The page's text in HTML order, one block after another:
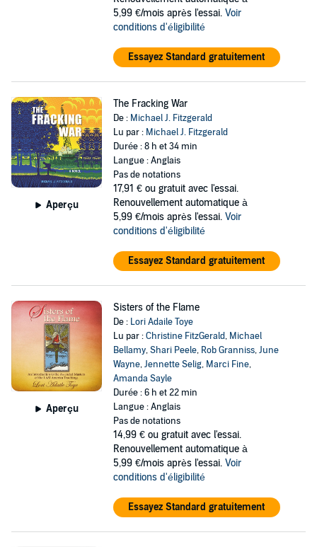
5,99 €/mois après l'essai. Voir
conditions d'éligibilité
Essayez Standard gratuitement
Aperçu
The Fracking War
De : Michael J. Fitzgerald
Lu par : Michael J. Fitzgerald
Durée : 8 h et 34 min
Langue : Anglais
Pas de notations
17,91 € ou gratuit avec l'essai.
Renouvellement automatique à
5,99 €/mois après l'essai. Voir
conditions d'éligibilité
Essayez Standard gratuitement
Aperçu
Sisters of the Flame
De : Lori Adaile Toye
Lu par :Christine FitzGerald, Michael
Bellamy,Shari Peele, Rob Granniss,June
Wayne,Jennette Selig, Marci Fine,
Amanda Sayle
Durée : 6 h et 22 min
Langue : Anglais
Pas de notations
14,99 € ou gratuit avec l'essai.
Renouvellement automatique à
5,99 €/mois après l'essai. Voir
conditions d'éligibilité
Essayez Standard gratuitement